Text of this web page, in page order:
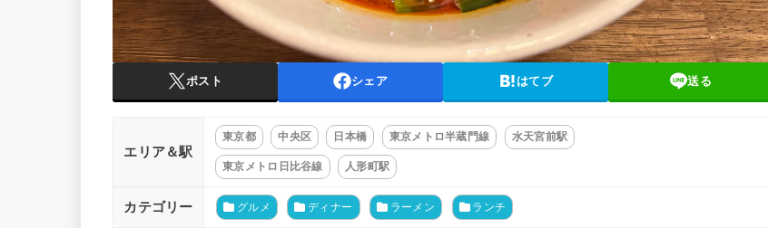
ポスト シェア はてブ 送る
エリア＆駅
東京都 中央区 日本橋 東京メトロ半蔵門線 水天宮前駅
東京メトロ日比谷線 人形町駅
カテゴリー グルメ ディナー ラーメン ランチ